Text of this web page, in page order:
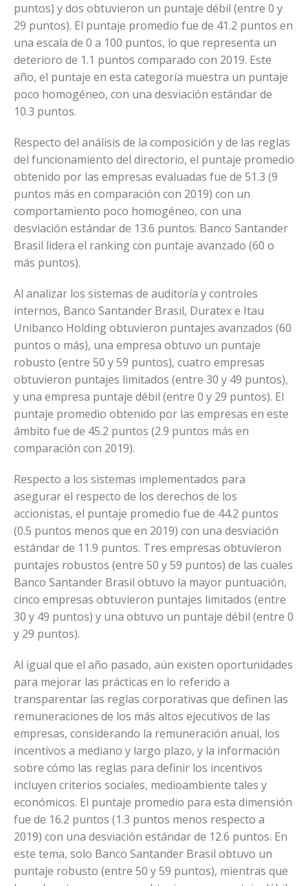
puntos) y dos obtuvieron un puntaje débil (entre 0 y
29 puntos). El puntaje promedio fue de 41.2 puntos en
una escala de 0 a 100 puntos, lo que representa un
deterioro de 1.1 puntos comparado con 2019. Este
año, el puntaje en esta categoría muestra un puntaje
poco homogéneo, con una desviación estándar de
10.3 puntos.
Respecto del análisis de la composición y de las reglas
del funcionamiento del directorio, el puntaje promedio
obtenido por las empresas evaluadas fue de 51.3 (9
puntos más en comparación con 2019) con un
comportamiento poco homogéneo, con una
desviación estándar de 13.6 puntos. Banco Santander
Brasil lidera el ranking con puntaje avanzado (60 o
más puntos).
Al analizar los sistemas de auditoría y controles
internos, Banco Santander Brasil, Duratex e Itau
Unibanco Holding obtuvieron puntajes avanzados (60
puntos o más), una empresa obtuvo un puntaje
robusto (entre 50 y 59 puntos), cuatro empresas
obtuvieron puntajes limitados (entre 30 y 49 puntos),
y una empresa puntaje débil (entre 0 y 29 puntos). El
puntaje promedio obtenido por las empresas en este
ámbito fue de 45.2 puntos (2.9 puntos más en
comparación con 2019).
Respecto a los sistemas implementados para
asegurar el respecto de los derechos de los
accionistas, el puntaje promedio fue de 44.2 puntos
(0.5 puntos menos que en 2019) con una desviación
estándar de 11.9 puntos. Tres empresas obtuvieron
puntajes robustos (entre 50 y 59 puntos) de las cuales
Banco Santander Brasil obtuvo la mayor puntuación,
cinco empresas obtuvieron puntajes limitados (entre
30 y 49 puntos) y una obtuvo un puntaje débil (entre 0
y 29 puntos).
Al igual que el año pasado, aún existen oportunidades
para mejorar las prácticas en lo referido a
transparentar las reglas corporativas que definen las
remuneraciones de los más altos ejecutivos de las
empresas, considerando la remuneración anual, los
incentivos a mediano y largo plazo, y la información
sobre cómo las reglas para definir los incentivos
incluyen criterios sociales, medioambiente tales y
económicos. El puntaje promedio para esta dimensión
fue de 16.2 puntos (1.3 puntos menos respecto a
2019) con una desviación estándar de 12.6 puntos. En
este tema, solo Banco Santander Brasil obtuvo un
puntaje robusto (entre 50 y 59 puntos), mientras que